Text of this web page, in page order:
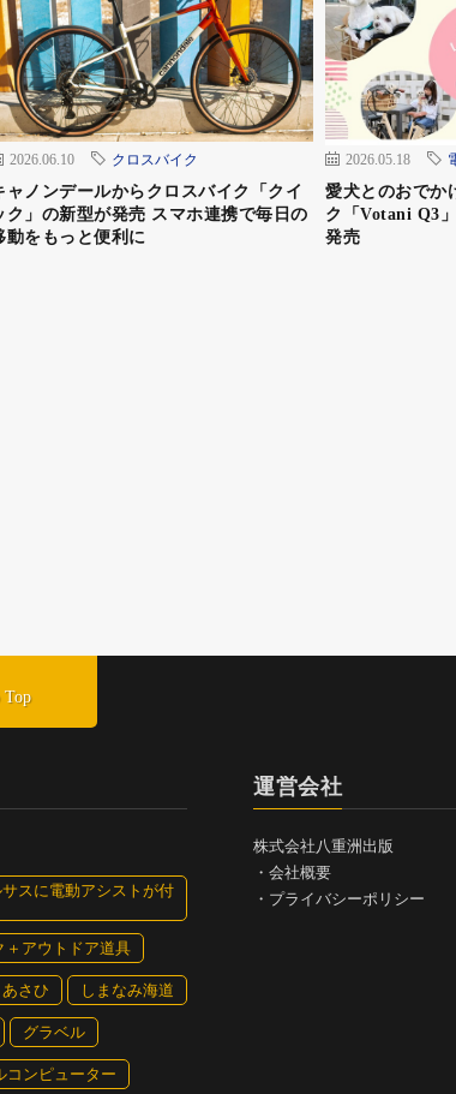
固定には、オージーケ
固定力を持ちながら、
、このリュックひとつ
スを折りたためるため
2026.06.10 クロスバイク
ャノンデールからクロスバイク「クイ
ク」の新型が発売 スマホ連携で毎日の
動をもっと便利に
2026.05.18
愛犬とのおでか
ク「Votani Q3
発売
Top
スに電動アシストが付
＋アウトドア道具
あさひ しまなみ海道
グラベル
コンピューター
運営会社
株式会社八重洲出版
・ 会社概要
・ プライバシーポリシー